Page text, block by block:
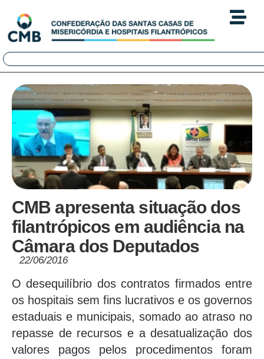
CMB apresenta situação dos
filantrópicos em audiência na
Câmara dos Deputados
22/06/2016
O desequilíbrio dos contratos firmados entre
os hospitais sem fins lucrativos e os governos
estaduais e municipais, somado ao atraso no
repasse de recursos e a desatualização dos
valores pagos pelos procedimentos foram